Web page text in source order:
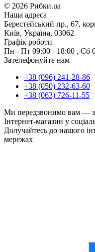
© 2026 Рибки.ua
Наша адреса
Берестейський пр., 67,
Київ, Україна, 03062
Графік роботи
Пн - Пт 09:00 - 18:00 , Сб
Зателефонуйте нам
+38 (096) 241-28-86
+38 (050) 232-63-60
+38 (063) 726-11-55
Ми передзвонимо вам —
Інтернет-магазин у
Долучайтесь до нашого
мережах